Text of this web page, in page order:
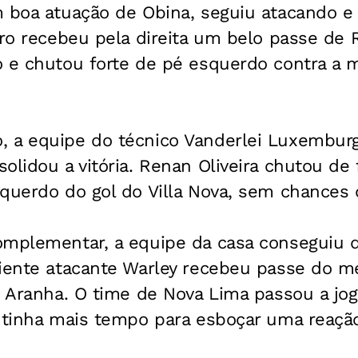
atuação de Obina, seguiu atacando
recebeu pela direita um belo passe de
e chutou forte de pé esquerdo contra a
a equipe do técnico Vanderlei
a vitória. Renan Oliveira chutou de
do gol do Villa Nova, sem chances
a equipe da casa conseguiu
atacante Warley recebeu passe do
O time de Nova Lima passou a
mais tempo para esboçar uma